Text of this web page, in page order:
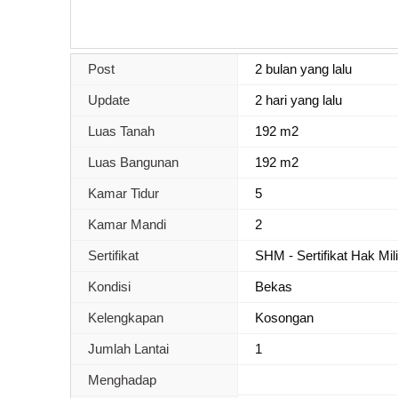
Post 2 bulan yang lalu
Update 2 hari yang lalu
Luas Tanah 192 m2
Luas Bangunan 192 m2
Kamar Tidur 5
Kamar Mandi 2
Sertifikat SHM - Sertifikat Hak
Kondisi Bekas
Kelengkapan Kosongan
Jumlah Lantai 1
Menghadap